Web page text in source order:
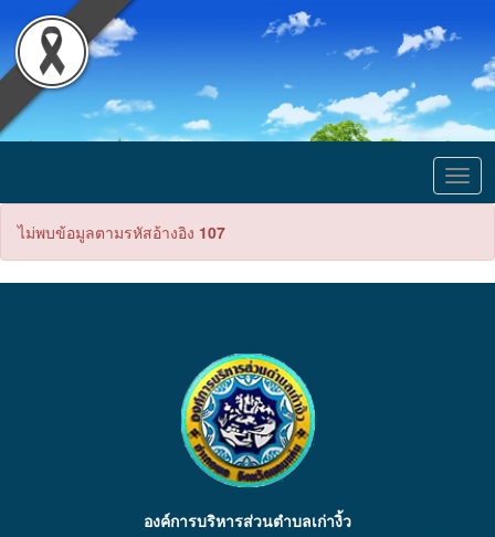
ไม่พบข้อมูลตามรหัสอ้างอิง 107
องค์การบริหารส่วนตำบลเก่างิ้ว